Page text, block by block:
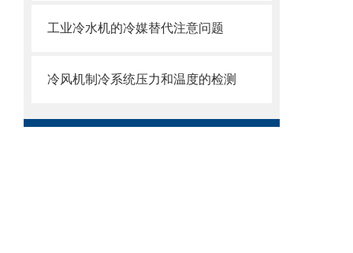
工业冷水机的冷媒替代注意问题
冷风机制冷系统压力和温度的检测